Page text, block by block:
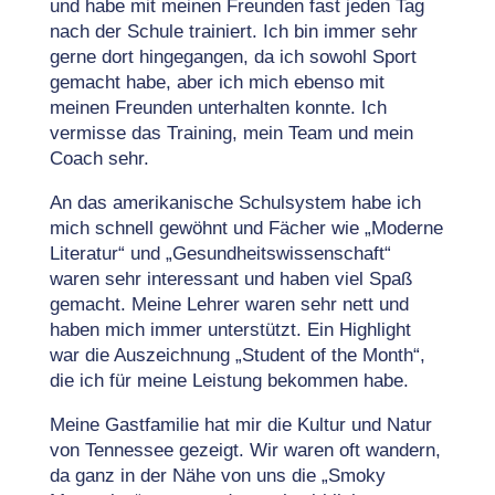
und habe mit meinen Freunden fast jeden Tag
nach der Schule trainiert. Ich bin immer sehr
gerne dort hingegangen, da ich sowohl Sport
gemacht habe, aber ich mich ebenso mit
meinen Freunden unterhalten konnte. Ich
vermisse das Training, mein Team und mein
Coach sehr.
An das amerikanische Schulsystem habe ich
mich schnell gewöhnt und Fächer wie „Moderne
Literatur“ und „Gesundheitswissenschaft“
waren sehr interessant und haben viel Spaß
gemacht. Meine Lehrer waren sehr nett und
haben mich immer unterstützt. Ein Highlight
war die Auszeichnung „Student of the Month“,
die ich für meine Leistung bekommen habe.
Meine Gastfamilie hat mir die Kultur und Natur
von Tennessee gezeigt. Wir waren oft wandern,
da ganz in der Nähe von uns die „Smoky